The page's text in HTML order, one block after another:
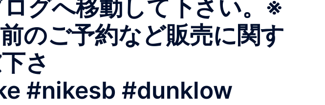
グへ移動して下さい。 ※
のご予約など販売に関す
さ
#nikesb #dunklow